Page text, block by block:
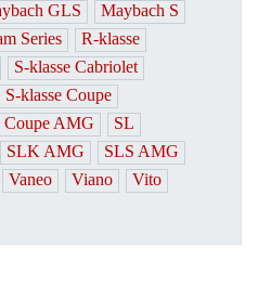
GLS
Maybach S
Series
R-klasse
S-klasse Cabriolet
S-klasse Coupe
Coupe AMG
SL
SLK AMG
SLS AMG
Vaneo Viano
Vito